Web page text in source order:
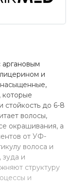
и
которые
стойкость до 6-8
волосы,
окрашивания, а
от УФ-
волоса и
зуда и
структуру
и